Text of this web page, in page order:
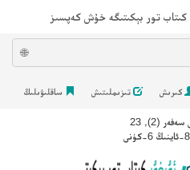
كىتاب تور بېكىتىگە خۇش كەپسىز
🌐
كىرىش تىزىملىتىش ساقلىۋىلىڭ